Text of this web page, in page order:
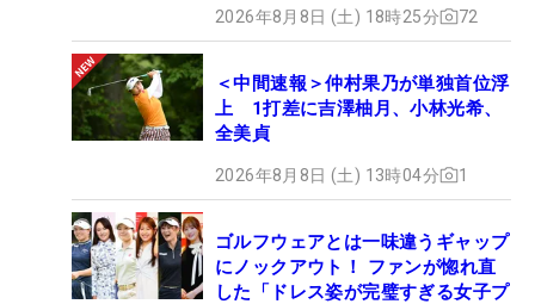
2026年8月8日 (土) 18時25分 72
＜中間速報＞仲村果乃が単独首位浮
上 1打差に吉澤柚月、小林光希、
全美貞
2026年8月8日 (土) 13時04分 1
ゴルフウェアとは一味違うギャップ
にノックアウト！ ファンが惚れ直
した「ドレス姿が完璧すぎる女子プ